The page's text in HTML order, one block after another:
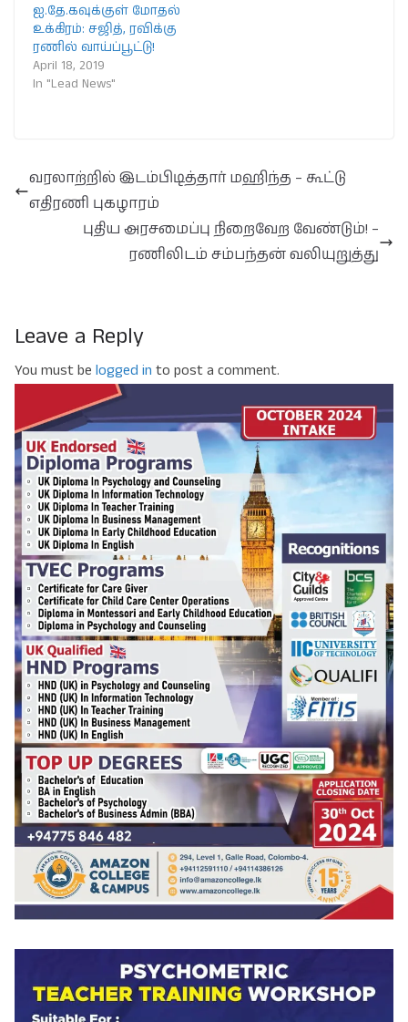
ஐ.தே.கவுக்குள் மோதல்
உக்கிரம்: சஜித், ரவிக்கு
ரணில் வாய்ப்பூட்டு!
April 18, 2019
In "Lead News"
வரலாற்றில் இடம்பிடித்தார் மஹிந்த – கூட்டு
எதிரணி புகழாரம்
புதிய அரசமைப்பு நிறைவேற வேண்டும்! –
ரணிலிடம் சம்பந்தன் வலியுறுத்து
Leave a Reply
You must be logged in to post a comment.